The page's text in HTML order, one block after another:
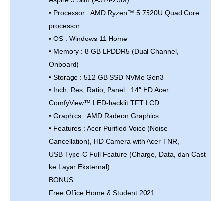
• Processor : AMD Ryzen™ 5 7520U Quad Core
processor
• OS : Windows 11 Home
• Memory : 8 GB LPDDR5 (Dual Channel,
Onboard)
• Storage : 512 GB SSD NVMe Gen3
• Inch, Res, Ratio, Panel : 14″ HD Acer
ComfyView™ LED-backlit TFT LCD
• Graphics : AMD Radeon Graphics
• Features : Acer Purified Voice (Noise
Cancellation), HD Camera with Acer TNR,
USB Type-C Full Feature (Charge, Data, dan Cast
ke Layar Eksternal)
BONUS :
Free Office Home & Student 2021